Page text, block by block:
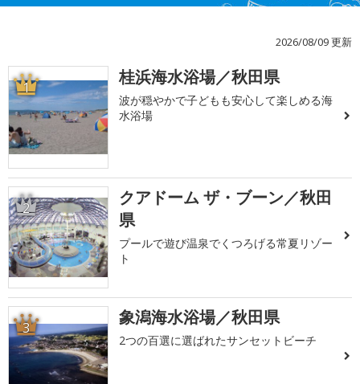
2026/08/09 更新
1 桂浜海水浴場／秋田県
波が穏やかで子どもも安心して楽しめる海
水浴場
2
クアドーム ザ・ブーン／秋田
県
プールで遊び温泉でくつろげる常夏リゾー
ト
3 象潟海水浴場／秋田県
2つの百選に選ばれたサンセットビーチ